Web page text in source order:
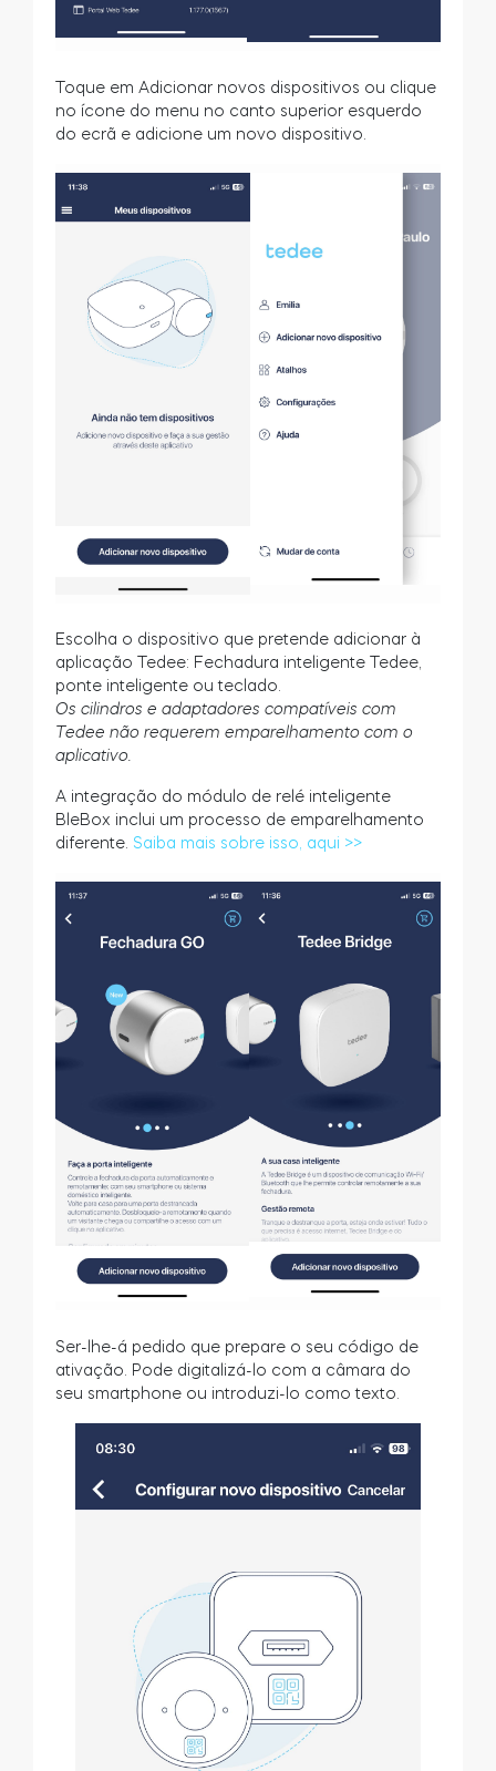
Toque em Adicionar novos dispositivos ou clique
no ícone do menu no canto superior esquerdo
do ecrã e adicione um novo dispositivo.
Escolha o dispositivo que pretende adicionar à
aplicação Tedee: Fechadura inteligente Tedee,
ponte inteligente ou teclado.
Os cilindros e adaptadores compatíveis com
Tedee não requerem emparelhamento com o
aplicativo.
A integração do módulo de relé inteligente
BleBox inclui um processo de emparelhamento
diferente. Saiba mais sobre isso, aqui >>
Ser-lhe-á pedido que prepare o seu código de
ativação. Pode digitalizá-lo com a câmara do
seu smartphone ou introduzi-lo como texto.